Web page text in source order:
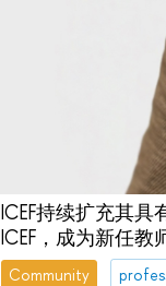
ICEF持续扩充其
ICEF，成为新任教
Community